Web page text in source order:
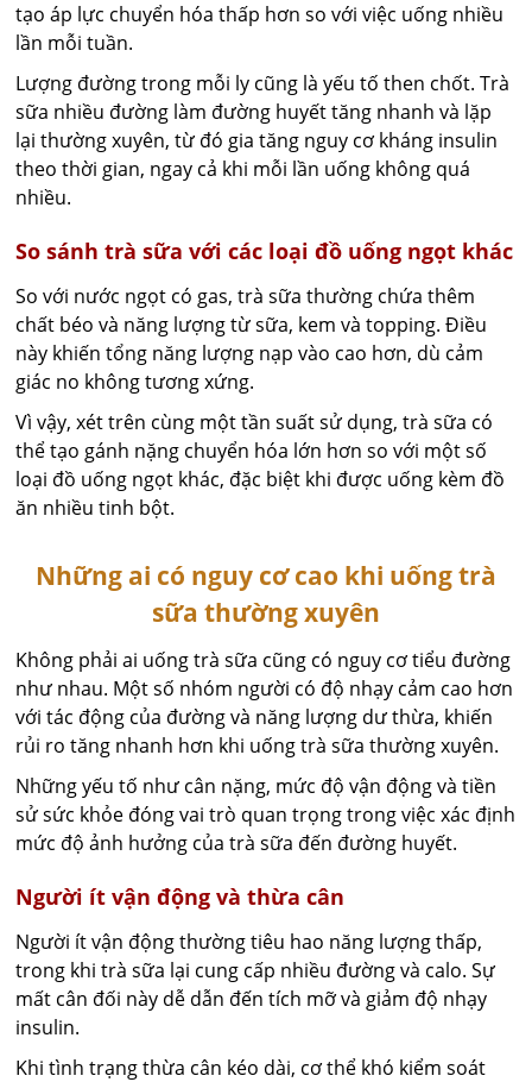
tạo áp lực chuyển hóa thấp hơn so với việc uống nhiều
lần mỗi tuần.
Lượng đường trong mỗi ly cũng là yếu tố then chốt. Trà
sữa nhiều đường làm đường huyết tăng nhanh và lặp
lại thường xuyên, từ đó gia tăng nguy cơ kháng insulin
theo thời gian, ngay cả khi mỗi lần uống không quá
nhiều.
So sánh trà sữa với các loại đồ uống ngọt khác
So với nước ngọt có gas, trà sữa thường chứa thêm
chất béo và năng lượng từ sữa, kem và topping. Điều
này khiến tổng năng lượng nạp vào cao hơn, dù cảm
giác no không tương xứng.
Vì vậy, xét trên cùng một tần suất sử dụng, trà sữa có
thể tạo gánh nặng chuyển hóa lớn hơn so với một số
loại đồ uống ngọt khác, đặc biệt khi được uống kèm đồ
ăn nhiều tinh bột.
Những ai có nguy cơ cao khi uống trà
sữa thường xuyên
Không phải ai uống trà sữa cũng có nguy cơ tiểu đường
như nhau. Một số nhóm người có độ nhạy cảm cao hơn
với tác động của đường và năng lượng dư thừa, khiến
rủi ro tăng nhanh hơn khi uống trà sữa thường xuyên.
Những yếu tố như cân nặng, mức độ vận động và tiền
sử sức khỏe đóng vai trò quan trọng trong việc xác định
mức độ ảnh hưởng của trà sữa đến đường huyết.
Người ít vận động và thừa cân
Người ít vận động thường tiêu hao năng lượng thấp,
trong khi trà sữa lại cung cấp nhiều đường và calo. Sự
mất cân đối này dễ dẫn đến tích mỡ và giảm độ nhạy
insulin.
Khi tình trạng thừa cân kéo dài, cơ thể khó kiểm soát